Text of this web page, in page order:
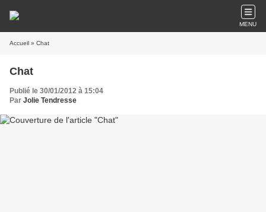
MENU
Accueil » Chat
Chat
Publié le 30/01/2012 à 15:04
Par Jolie Tendresse